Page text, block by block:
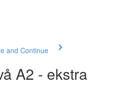
and Continue
A2 - ekstra